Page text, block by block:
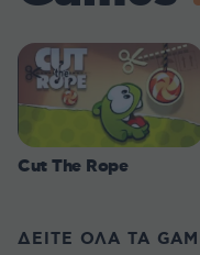
Cut The Rope
ΔΕΙΤΕ ΟΛΑ ΤΑ